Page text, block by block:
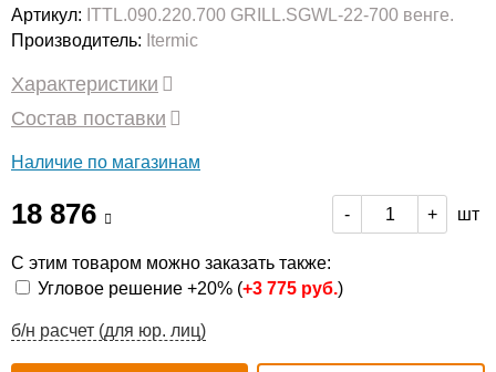
Артикул: ITTL.090.220.700 GRILL.SGWL-22-700 венге.
Производитель: Itermic
Характеристики
Состав поставки
Наличие по магазинам
18 876 - + шт
С этим товаром можно заказать также:
Угловое решение +20% (+3 775 руб.)
б/н расчет (для юр. лиц)